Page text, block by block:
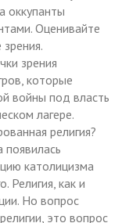
оккупанты
Оценивайте
зрения
которые
войны под власть
лагере.
религия?
католицизма
Религия, как и
Но вопрос
это вопрос